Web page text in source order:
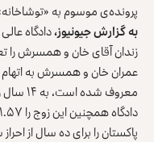
پرونده‌‌ی موسوم به
به گزارش جیونیوز،
زندان آقای خان و همسرش را
عمران خان و همسرش به اتهام
معروف شده است، به ۱۴ سال زندان محکوم شده‌ بودند.
پاکستان را برای ده سال از